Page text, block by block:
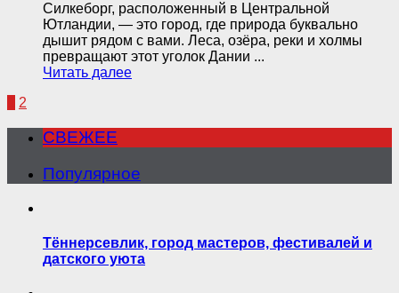
Силкеборг, расположенный в Центральной
Ютландии, — это город, где природа буквально
дышит рядом с вами. Леса, озёра, реки и холмы
превращают этот уголок Дании ...
Читать далее
2
СВЕЖЕЕ
Популярное
Тённерсевлик, город мастеров, фестивалей и
датского уюта